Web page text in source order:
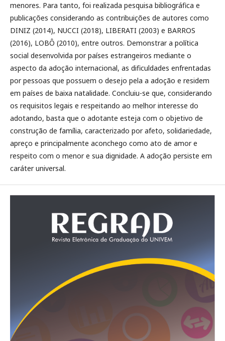
menores. Para tanto, foi realizada pesquisa bibliográfica e
publicações considerando as contribuições de autores como
DINIZ (2014), NUCCI (2018), LIBERATI (2003) e BARROS
(2016), LOBÔ (2010), entre outros. Demonstrar a política
social desenvolvida por países estrangeiros mediante o
aspecto da adoção internacional, as dificuldades enfrentadas
por pessoas que possuem o desejo pela a adoção e residem
em países de baixa natalidade. Concluiu-se que, considerando
os requisitos legais e respeitando ao melhor interesse do
adotando, basta que o adotante esteja com o objetivo de
construção de família, caracterizado por afeto, solidariedade,
apreço e principalmente aconchego como ato de amor e
respeito com o menor e sua dignidade. A adoção persiste em
caráter universal.